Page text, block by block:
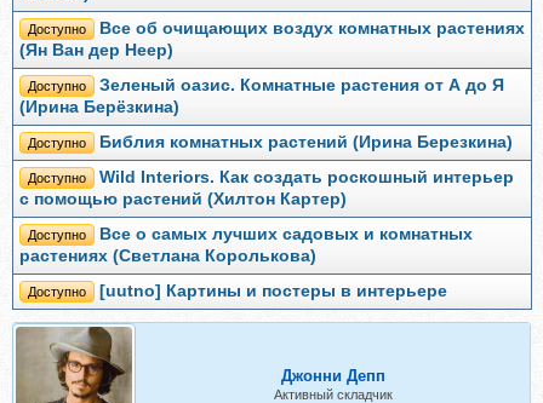
Доступно
Все об очищающих воздух комнатных растениях
(Ян Ван дер Неер)
Доступно
Зеленый оазис. Комнатные растения от А до Я
(Ирина Берёзкина)
Доступно Библия комнатных растений (Ирина Березкина)
Доступно
Wild Interiors. Как создать роскошный интерьер
с помощью растений (Хилтон Картер)
Доступно
Все о самых лучших садовых и комнатных
растениях (Светлана Королькова)
Доступно [uutno] Картины и постеры в интерьере
Джонни Депп
Активный складчик